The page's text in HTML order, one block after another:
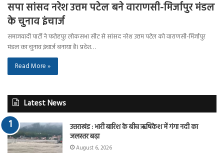
सपा सांसद नरेश उत्तम पटेल बने वाराणसी-मिर्जापुर मंडल
के चुनाव इंचार्ज
समाजवादी पार्टी ने फतेहपुर लोकसभा सीट से सांसद नरेश उत्तम पटेल को वाराणसी-मिर्जापुर
मंडल का चुनाव इंचार्ज बनाया है। प्रदेश…
Read More »
Latest News
उत्तराखंड : भारी बारिश के बीच ऋषिकेश में गंगा नदी का
जलस्तर बढ़ा
August 6, 2026